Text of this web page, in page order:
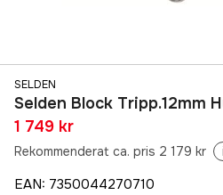
SELDEN
Selden Block Tripp.12mm
1 749 kr
Rekommenderat ca. pris 2 179 kr i
EAN: 7350044270710